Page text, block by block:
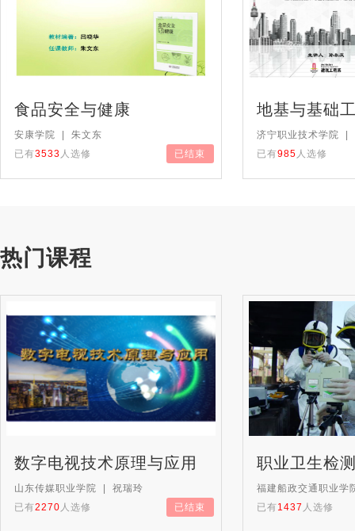
食品安全与健康
安康学院 | 朱文东
已有3533 人选修 已结束
地基与基础
济宁职业技术学院 |
已有985 人选修
热门课程
数字电视技术原理与应用
山东传媒职业学院 | 祝瑞玲
已有2270 人选修 已结束
职业卫生检
福建船政交通职业
已有1437 人选修